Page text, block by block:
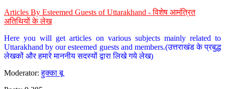
Articles By Esteemed Guests of Uttarakhand - विशेष आमंत्रित
अतिथियों के लेख
Here you will get articles on various subjects mainly related to
Uttarakhand by our esteemed guests and members.(उत्तराखंड के प्रबुद्ध
लेखकों और हमारे माननीय सदस्यों द्वारा लिखे गये लेख)
Moderator:हुक्का बू